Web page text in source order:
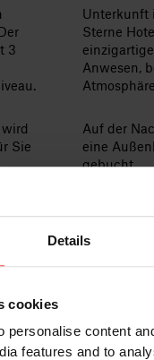
Details
cookies
personalise content
features and to
3
Sie
Unterkunft
Sterne
Anwesen,
Auf der
eine
gebucht.
Siehe